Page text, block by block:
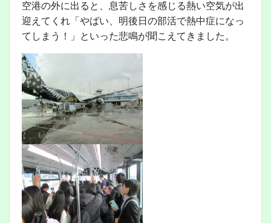
空港の外に出ると、息苦しさを感じる熱い空気が出
迎えてくれ「やばい、明後日の部活で熱中症になっ
てしまう！」といった悲鳴が聞こえてきました。